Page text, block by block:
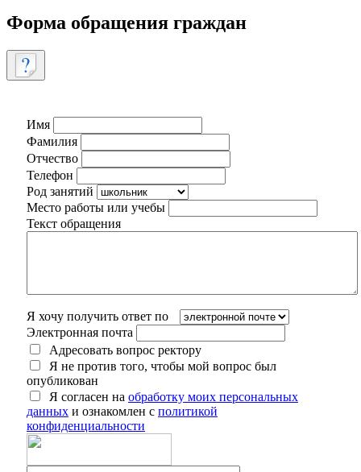
Форма обращения граждан
Имя
Фамилия
Отчество
Телефон
Род занятий
Место работы или учебы
Текст обращения
Я хочу получить ответ по
Электронная почта
Адресовать вопрос ректору
Я не против того, чтобы мой вопрос был
опубликован
Я согласен на обработку моих персональных
данных и ознакомлен с политикой
конфиденциальности